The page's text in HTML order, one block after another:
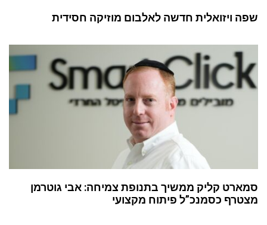
שפה ויזואלית חדשה לאלבום מוזיקה חסידית
סמארט קליק ממשיך בתנופת צמיחה: אבי גוטרמן
מצטרף כסמנכ”ל פיתוח מקצועי